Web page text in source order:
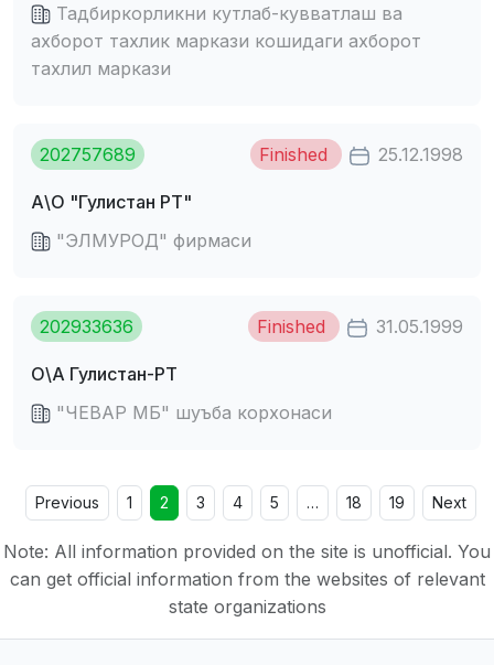
Тадбиркорликни кутлаб-кувватлаш ва
ахборот тахлик маркази кошидаги ахборот
тахлил маркази
202757689 Finished 25.12.1998
А\О "Гулистан РТ"
"ЭЛМУРОД" фирмаси
202933636 Finished 31.05.1999
О\А Гулистан-РТ
"ЧЕВАР МБ" шуъба корхонаси
Previous 1 2 3 4 5 … 18 19 Next
Note: All information provided on the site is unofficial. You
can get official information from the websites of relevant
state organizations